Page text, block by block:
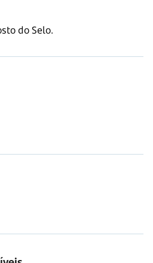
do Selo.